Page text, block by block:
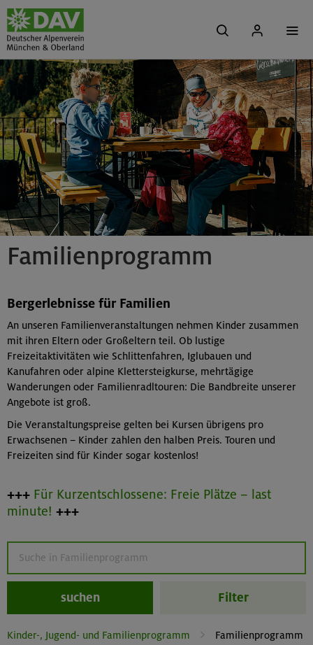
Familienprogramm
Bergerlebnisse für Familien
An unseren Familienveranstaltungen nehmen Kinder zusammen
mit ihren Eltern oder Großeltern teil. Ob lustige
Freizeitaktivitäten wie Schlittenfahren, Iglubauen und
Kanufahren oder alpine Klettersteigkurse, mehrtägige
Wanderungen oder Familienradltouren: Die Bandbreite unserer
Angebote ist groß.
Die Veranstaltungspreise gelten bei Kursen übrigens pro
Erwachsenen – Kinder zahlen den halben Preis. Touren und
Freizeiten sind für Kinder sogar kostenlos!
+++ Für Kurzentschlossene: Freie Plätze – last
minute! +++
suchen Filter
Kinder-, Jugend- und Familienprogramm Familienprogramm